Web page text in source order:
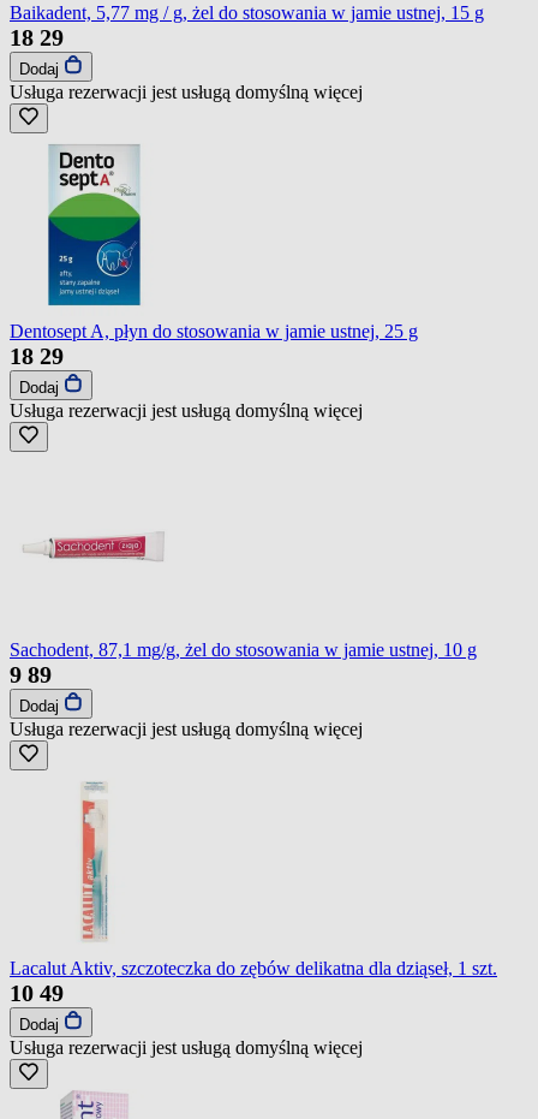
Baikadent, 5,77 mg / g, żel do stosowania w jamie ustnej, 15 g
18 29
Dodaj
Usługa rezerwacji jest usługą domyślną więcej
Dentosept A, płyn do stosowania w jamie ustnej, 25 g
18 29
Dodaj
Usługa rezerwacji jest usługą domyślną więcej
Sachodent, 87,1 mg/g, żel do stosowania w jamie ustnej, 10 g
9 89
Dodaj
Usługa rezerwacji jest usługą domyślną więcej
Lacalut Aktiv, szczoteczka do zębów delikatna dla dziąseł, 1 szt.
10 49
Dodaj
Usługa rezerwacji jest usługą domyślną więcej